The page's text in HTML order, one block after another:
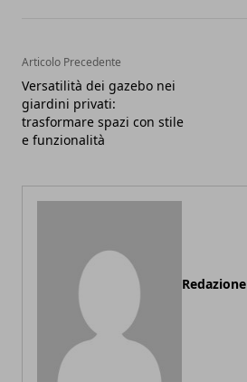
Articolo Precedente
Versatilità dei gazebo nei
giardini privati:
trasformare spazi con stile
e funzionalità
Redazione